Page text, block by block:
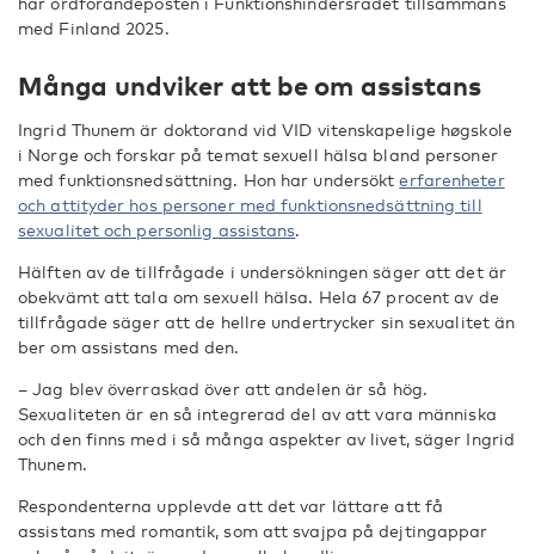
med Finland 2025.
Många undviker att be om assistans
Ingrid Thunem är doktorand vid VID vitenskapelige høgskole
i Norge och forskar på temat sexuell hälsa bland personer
med funktionsnedsättning. Hon har undersökterfarenheter
och attityder hos personer med funktionsnedsättning till
sexualitet och personlig assistans.
Hälften av de tillfrågade i undersökningen säger att det är
obekvämt att tala om sexuell hälsa. Hela 67 procent av de
tillfrågade säger att de hellre undertrycker sin sexualitet än
ber om assistans med den.
– Jag blev överraskad över att andelen är så hög.
Sexualiteten är en så integrerad del av att vara människa
och den finns med i så många aspekter av livet, säger Ingrid
Thunem.
Respondenterna upplevde att det var lättare att få
assistans med romantik, som att svajpa på dejtingappar